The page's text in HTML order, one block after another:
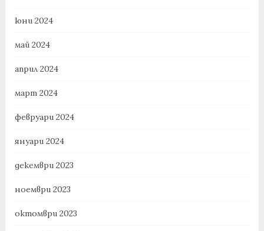
юни 2024
май 2024
април 2024
март 2024
февруари 2024
януари 2024
декември 2023
ноември 2023
октомври 2023